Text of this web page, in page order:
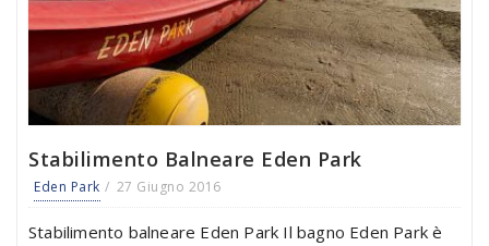
Stabilimento Balneare Eden Park
Eden Park 27 Giugno 2016
Stabilimento balneare Eden Park Il bagno Eden Park è